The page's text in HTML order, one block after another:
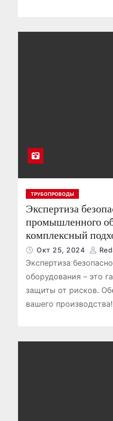
ТРУБОПРОВОДЫ
Экспертиза
промышленного
комплексный
Окт 25, 2024
Экспертиза
оборудования – это
защиты от рисков.
вашего производства!